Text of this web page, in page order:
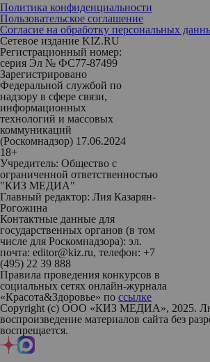
Политика конфиденциальности
Пользовательское соглашение
Согласие на обработку персональных
Сетевое издание KIZ.RU
Регистрационный номер:
серия Эл № ФС77-87499
Зарегистрировано
Федеральной службой по
надзору в сфере связи,
информационных
технологий и массовых
коммуникаций
(Роскомнадзор) 17.06.2024
18+
Учредитель: Общество с
ограниченной ответственностью
"КИЗ МЕДИА"
Главный редактор: Лия Казарян-
Рогожина
Контактные данные для
государственных органов (в том
числе для Роскомнадзора): эл.
почта: editor@kiz.ru, телефон: +7
(495) 22 39 888
Правила проведения конкурсов в
социальных сетях онлайн-журнала
«Красота&Здоровье» по ссылке
Copyright (с) ООО «КИЗ МЕДИА», 2025.
воспроизведение материалов сайта без
воспрещается.